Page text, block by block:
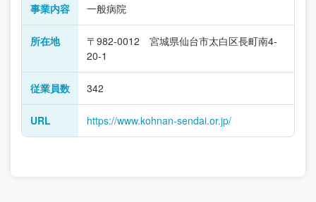
事業内容 一般病院
所在地
〒982-0012 宮城県仙台市太白区長町南4-
20-1
従業員数 342
URL https://www.kohnan-sendai.or.jp/